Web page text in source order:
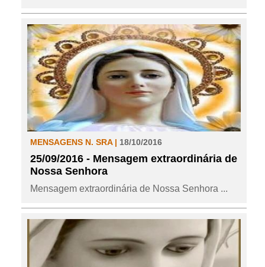
MENSAGENS N. SRA | 18/10/2016
25/09/2016 - Mensagem extraordinária de
Nossa Senhora
Mensagem extraordinária de Nossa Senhora ...